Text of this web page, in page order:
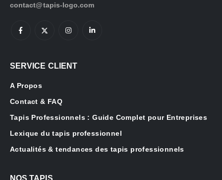
contact@tapis-logo.com
SERVICE CLIENT
A Propos
Contact & FAQ
Tapis Professionnels : Guide Complet pour Entreprises
Lexique du tapis professionnel
Actualités & tendances des tapis professionnels
NOS TAPIS